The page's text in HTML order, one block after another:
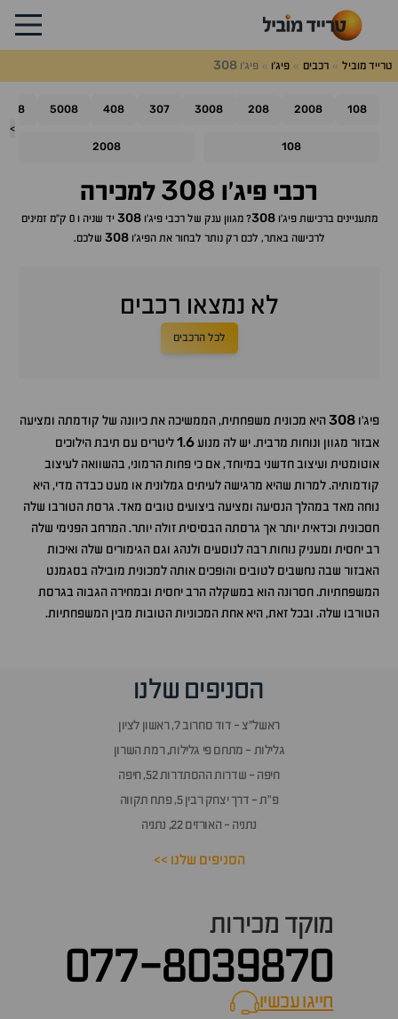
טרייד מוביל רכבים פיג'ו פיג'ו308
>
108
2008
208
3008
307
408
5008
508
108
2008
רכבי פיג'ו 308 למכירה
מתעניינים ברכישתפיג'ו308? מגוון ענק של רכביפיג'ו308
יד שניה ו 0 ק"מ זמינים
לרכישה באתר, לכם רק נותר לבחור את הפיג'ו308 שלכם.
לא נמצאו רכבים
לכל הרכבים
פיג'ו 308היא מכונית משפחתית, הממשיכה את כיוונה של קודמתה ומציעה
אבזור מגוון ונוחות מרבית. יש לה מנוע
1.6
ליטרים עם תיבת הילוכים
אוטומטית ועיצוב חדשני במיוחד, אם כי פחות הרמוני, בהשוואה לעיצוב
קודמותיה. למרות שהיא מרגישה לעיתים גמלונית או מעט כבדה מדי, היא
נוחה מאד במהלך הנסיעה ומציעה ביצועים טובים מאד. גרסת הטורבו שלה
חסכונית וכדאית יותר אך גרסתה הבסיסית זולה יותר. המרחב הפנימי שלה
רב יחסית ומעניק נוחות רבה לנוסעים ולנהג וגם הגימורים שלה ואיכות
האבזור שבה נחשבים לטובים והופכים אותה למכונית מובילה בסגמנט
המשפחתיות. חסרונה הוא במשקלה הרב יחסית ובמחירה הגבוה בגרסת
הטורבו שלה. ובכל זאת, היא אחת המכוניות הטובות מבין המשפחתיות.
הסניפים שלנו
ראשל״צ - דוד סחרוב 7, ראשון לציון
גלילות - מתחם פי גלילות, רמת השרון
חיפה - שדרות ההסתדרות 52, חיפה
פ״ת - דרך יצחק רבין 5, פתח תקווה
נתניה - האורזים 22, נתניה
הסניפים שלנו >>
מוקד מכירות
077-8039870
חייגו עכשיוcall now